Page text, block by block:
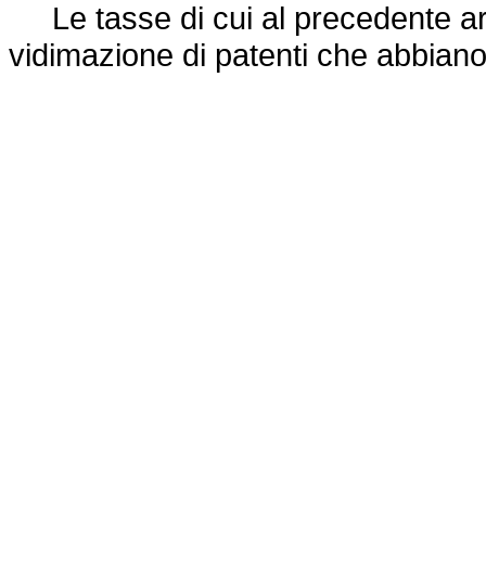
Le tasse di cui al precedente
vidimazione di patenti che